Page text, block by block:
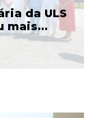
da ULS
mais...